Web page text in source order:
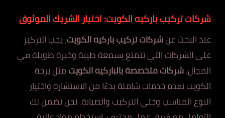
شركات تركيب باركيه الكويت: اختيار الشريك الموثوق
عند البحث عنشركات تركيب باركيه الكويت، يجب التركيز
على الشركات التي تتمتع بسمعة طيبة وخبرة طويلة في
المجال.شركات متخصصة بالباركيه الكويتمثل برجة
الكويت تقدم خدمات شاملة بدءًا من الاستشارة واختيار
النوع المناسب وحتى التركيب والصيانة. نحن نضمن لك